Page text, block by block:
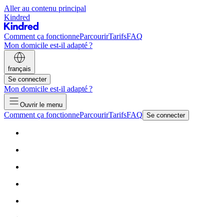
Aller au contenu principal
Kindred
Comment ça fonctionneParcourirTarifsFAQ
Mon domicile est-il adapté ?
français
Se connecter
Mon domicile est-il adapté ?
Ouvrir le menu
Comment ça fonctionneParcourirTarifsFAQ Se connecter